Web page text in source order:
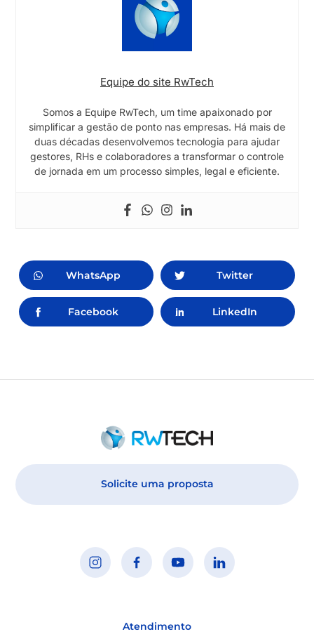
Equipe do site RwTech
Somos a Equipe RwTech, um time apaixonado por
simplificar a gestão de ponto nas empresas. Há mais de
duas décadas desenvolvemos tecnologia para ajudar
gestores, RHs e colaboradores a transformar o controle
de jornada em um processo simples, legal e eficiente.
WhatsApp Twitter
Facebook LinkedIn
Solicite uma proposta
Atendimento